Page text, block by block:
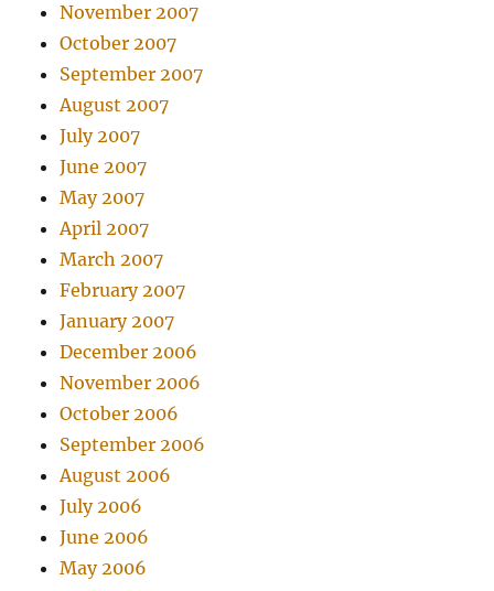
November 2007
October 2007
September 2007
August 2007
July 2007
June 2007
May 2007
April 2007
March 2007
February 2007
January 2007
December 2006
November 2006
October 2006
September 2006
August 2006
July 2006
June 2006
May 2006